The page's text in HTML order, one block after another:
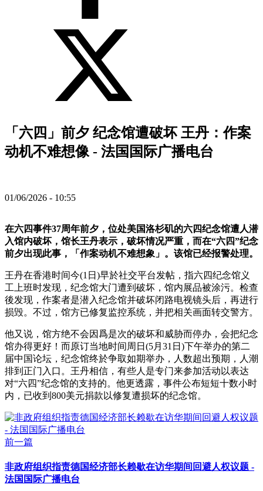
「六四」前夕 纪念馆遭破坏 王丹：作案
动机不难想像 - 法国国际广播电台
01/06/2026 - 10:55
在六四事件37周年前夕，位处美国洛杉矶的六四纪念馆遭人潜
入馆内破坏，馆长王丹表示，破坏情况严重，而在“六四”纪念
前夕出现此事，「作案动机不难想象」。该馆已经报警处理。
王丹在香港时间今(1日)早於社交平台发帖，指六四纪念馆义
工上班时发现，纪念馆大门遭到破坏，馆内展品被涂污。检查
後发现，作案者是潜入纪念馆并破坏闭路电视镜头后，再进行
损毁。不过，馆方已修复监控系统，并把相关画面转交警方。
他又说，馆方绝不会因爲是次的破坏和威胁而停办，会把纪念
馆办得更好！而原订当地时间周日(5月31日)下午举办的第二
届中国论坛，纪念馆终於争取如期举办，人数超出预期，人潮
排到正门入口。王丹相信，有些人是专门来参加活动以表达
对“六四”纪念馆的支持的。他更透露，事件公布短短十数小时
内，已收到800美元捐款以修复遭损坏的纪念馆。
前一篇
非政府组织指责德国经济部长赖歇在访华期间回避人权议题 -
法国国际广播电台